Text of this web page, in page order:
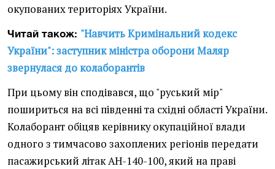
окупованих територіях України.
Читай також: "Навчить Кримінальний кодекс
України": заступник міністра оборони Маляр
звернулася до колаборантів
При цьому він сподівався, що "руський мір"
пошириться на всі південні та східні області України.
Колаборант обіцяв керівнику окупаційної влади
одного з тимчасово захоплених регіонів передати
пасажирський літак АН-140-100, який на праві